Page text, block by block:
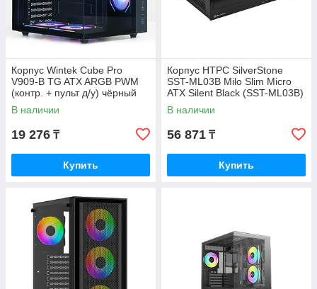
Корпус Wintek Cube Pro
V909-B TG ATX ARGB PWM
(контр. + пульт д/у) чёрный
В наличии
19 276 ₸
Купить
Корпус HTPC SilverStone
SST-ML03B Milo Slim Micro
ATX Silent Black (SST-ML03B)
В наличии
56 871 ₸
Купить